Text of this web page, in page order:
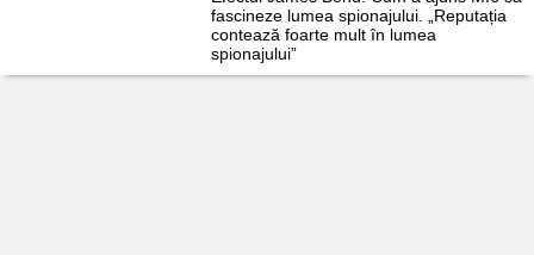
fascineze lumea spionajului. „Reputația
contează foarte mult în lumea
spionajului”